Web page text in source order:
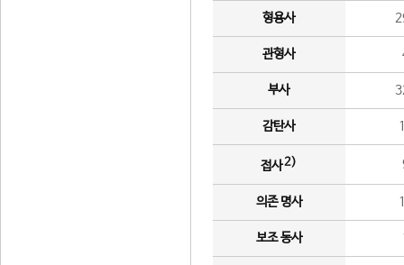
형용사
관형사
부사
감탄사
접사2)
의존 명사
보조 동사